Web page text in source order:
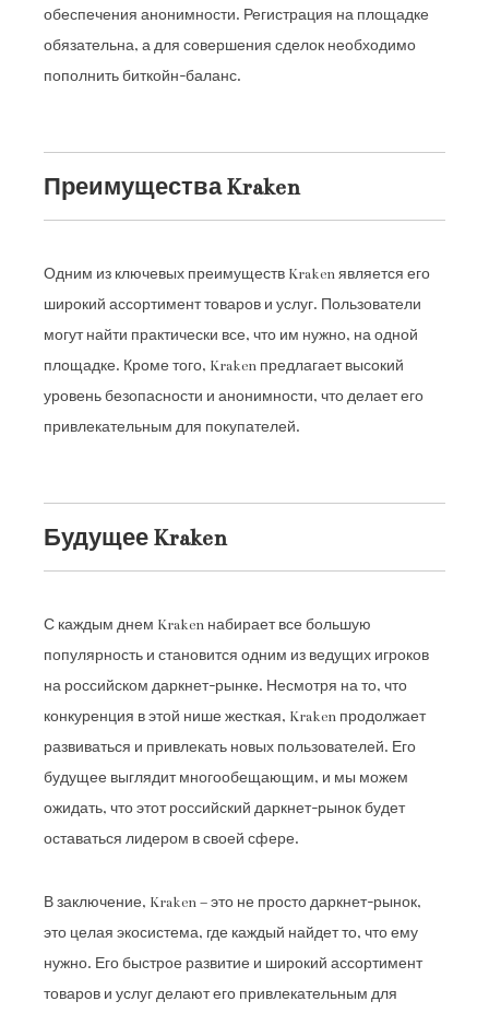
обеспечения анонимности. Регистрация на площадке
обязательна, а для совершения сделок необходимо
пополнить биткойн-баланс.
Преимущества Kraken
Одним из ключевых преимуществ Kraken является его
широкий ассортимент товаров и услуг. Пользователи
могут найти практически все, что им нужно, на одной
площадке. Кроме того, Kraken предлагает высокий
уровень безопасности и анонимности, что делает его
привлекательным для покупателей.
Будущее Kraken
С каждым днем Kraken набирает все большую
популярность и становится одним из ведущих игроков
на российском даркнет-рынке. Несмотря на то, что
конкуренция в этой нише жесткая, Kraken продолжает
развиваться и привлекать новых пользователей. Его
будущее выглядит многообещающим, и мы можем
ожидать, что этот российский даркнет-рынок будет
оставаться лидером в своей сфере.
В заключение, Kraken – это не просто даркнет-рынок,
это целая экосистема, где каждый найдет то, что ему
нужно. Его быстрое развитие и широкий ассортимент
товаров и услуг делают его привлекательным для